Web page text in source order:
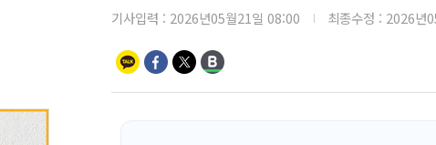
기사입력 : 2026년05월21일 08:00 최종수정 : 2026년